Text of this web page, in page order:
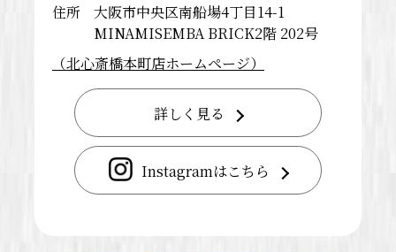
住所
大阪市中央区南船場4丁目14-1
MINAMISEMBA BRICK2階 202号
（北心斎橋本町店ホームページ）
詳しく見る
Instagramはこちら